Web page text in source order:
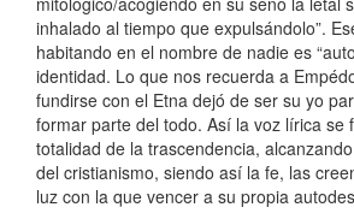
inhalado al tiempo que expulsándolo”.
habitando en el nombre de nadie es
identidad. Lo que nos recuerda a
fundirse con el Etna dejó de ser su yo
formar parte del todo. Así la voz lírica se
totalidad de la trascendencia,
del cristianismo, siendo así la fe, las
luz con la que vencer a su propia